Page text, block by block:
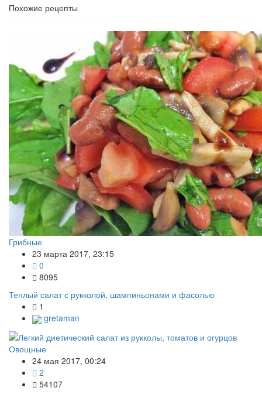
Похожие рецепты
Грибные
23 марта 2017, 23:15
0
8095
Теплый салат с рукколой, шампиньонами и фасолью
1
gretaman
Овощные
24 мая 2017, 00:24
2
54107